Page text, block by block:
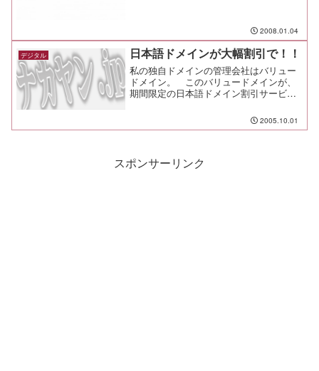
2008.01.04
デジタル 日本語ドメインが大幅割引で！！
私の独自ドメインの管理会社はバリュー
ドメイン。 このバリュードメインが、
期間限定の日本語ドメイン割引サービス
のが、なんと６６０円という冗談みたい
な値段です。 さっそく・・・ http://ナカ
2005.10.01
スポンサーリンク